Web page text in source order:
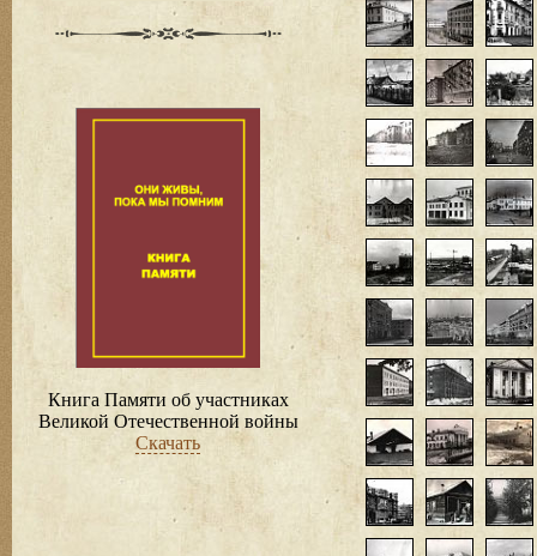
Книга Памяти об участниках
Великой Отечественной войны
Скачать